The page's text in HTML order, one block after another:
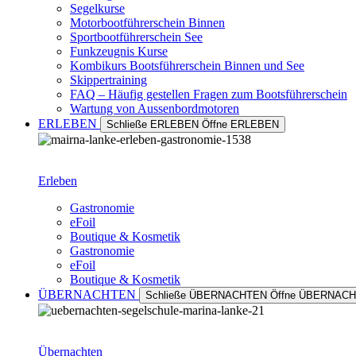
Segelkurse
Motorbootführerschein Binnen
Sportbootführerschein See
Funkzeugnis Kurse
Kombikurs Bootsführerschein Binnen und See
Skippertraining
FAQ – Häufig gestellen Fragen zum Bootsführerschein
Wartung von Aussenbordmotoren
ERLEBEN
Schließe ERLEBEN Öffne ERLEBEN
Erleben
Gastronomie
eFoil
Boutique & Kosmetik
Gastronomie
eFoil
Boutique & Kosmetik
ÜBERNACHTEN
Schließe ÜBERNACHTEN Öffne
Übernachten